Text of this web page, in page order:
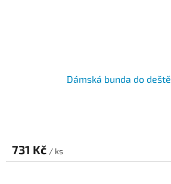
Dámská bunda do deště
731 Kč / ks